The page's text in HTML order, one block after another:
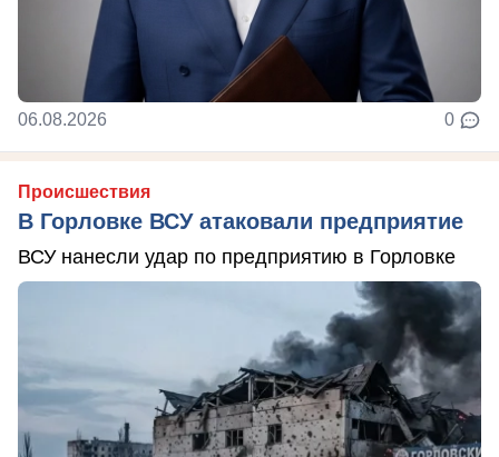
06.08.2026 0
Происшествия
В Горловке ВСУ атаковали предприятие
ВСУ нанесли удар по предприятию в Горловке